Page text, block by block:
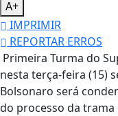
A+
IMPRIMIR
REPORTAR ERROS
Primeira Turma do
nesta terça-feira (15)
Bolsonaro será
do processo da trama